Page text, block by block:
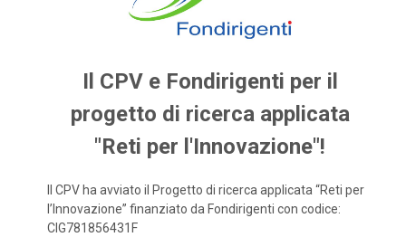
Il CPV e Fondirigenti per il
progetto di ricerca applicata
"Reti per l'Innovazione"!
Il CPV ha avviato il Progetto di ricerca applicata “Reti per
l’Innovazione” finanziato da Fondirigenti con codice:
CIG781856431F